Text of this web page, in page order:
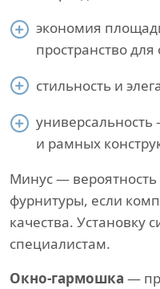
экономия
пространство
стильность и
и рамных
Минус —
фурнитуры, если
качества. Установку
специалистам.
Окно-гармошка —